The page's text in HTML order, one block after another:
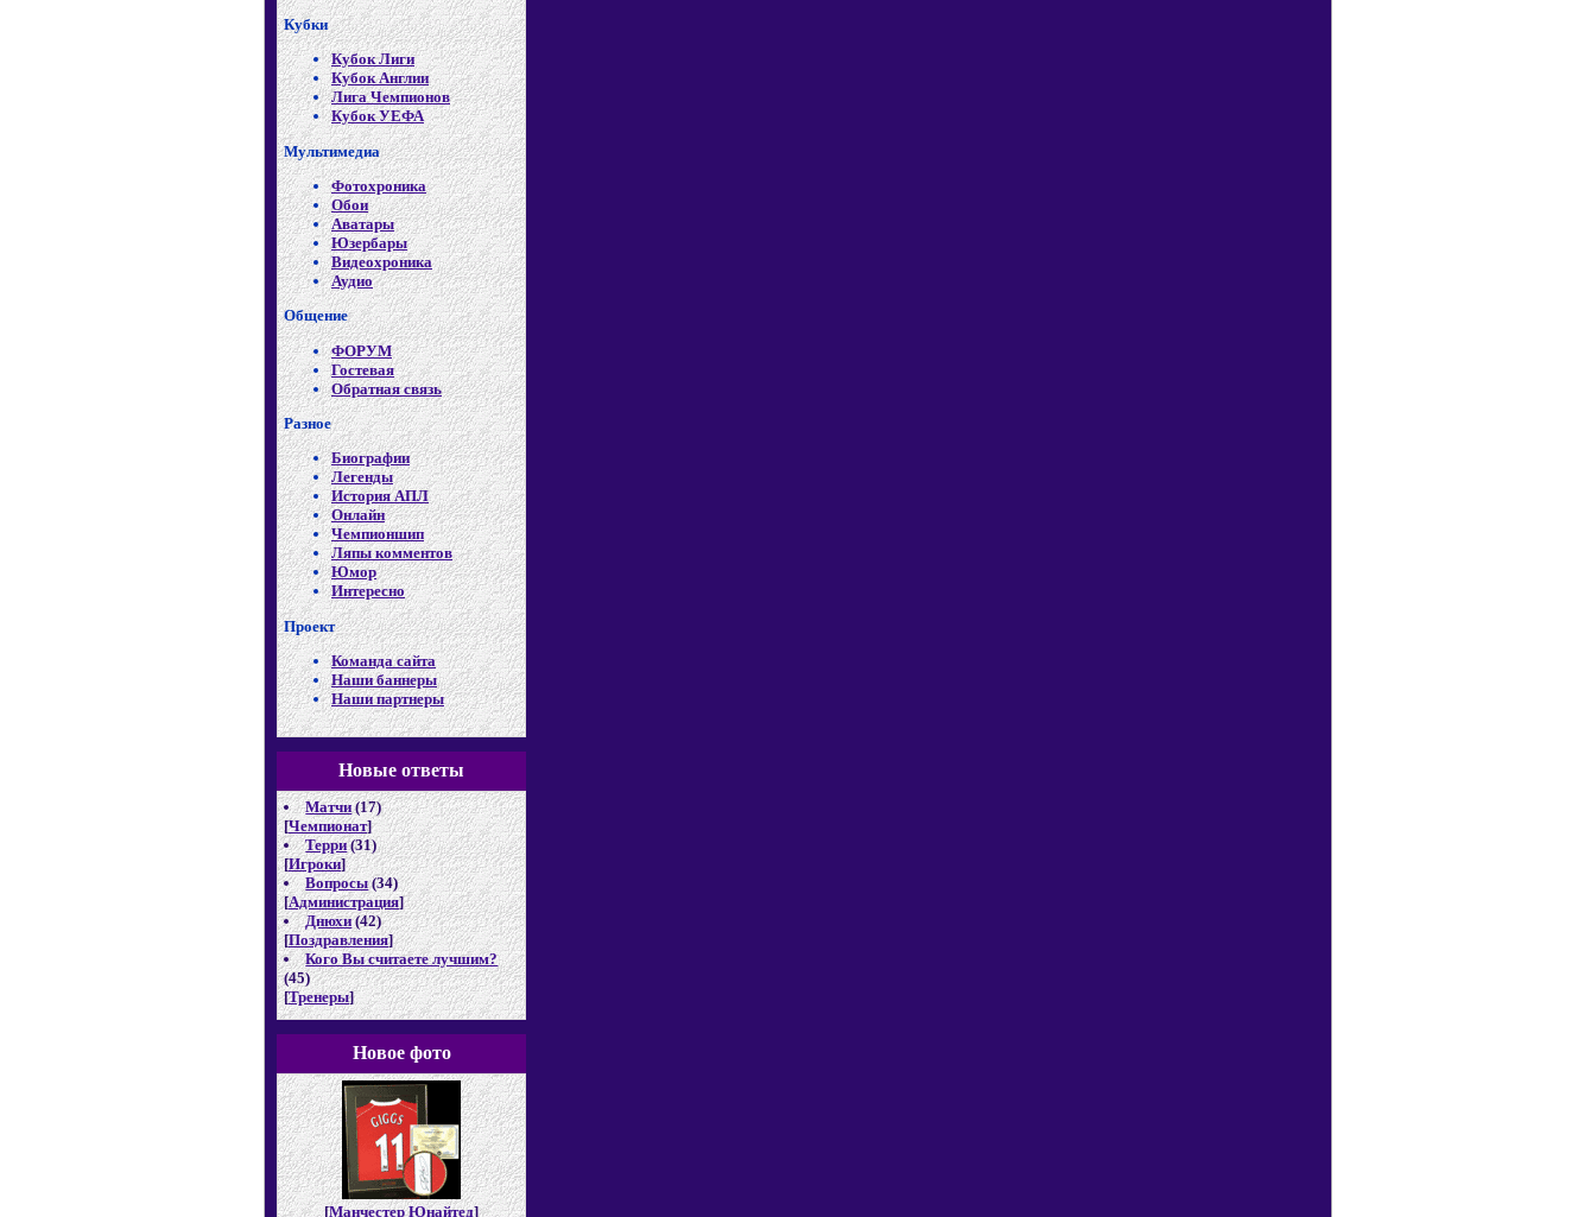
Кубки
Кубок Лиги
Кубок Англии
Лига Чемпионов
Кубок УЕФА
Мультимедиа
Фотохроника
Обои
Аватары
Юзербары
Видеохроника
Аудио
Общение
ФОРУМ
Гостевая
Обратная связь
Разное
Биографии
Легенды
История АПЛ
Онлайн
Чемпионшип
Ляпы комментов
Юмор
Интересно
Проект
Команда сайта
Наши баннеры
Наши партнеры
Новые ответы
Матчи (17)
[Чемпионат]
Терри (31)
[Игроки]
Вопросы (34)
[Администрация]
Днюхи (42)
[Поздравления]
Кого Вы считаете лучшим?
(45)
[Тренеры]
Новое фото
[Манчестер Юнайтед]